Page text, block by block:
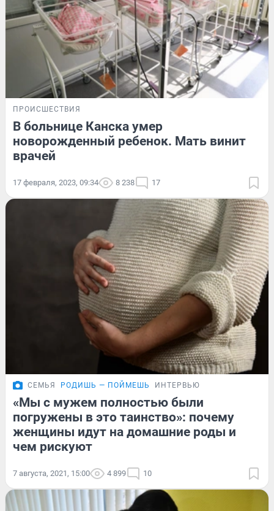
ПРОИСШЕСТВИЯ
В больнице Канска умер
новорожденный ребенок. Мать винит
врачей
17 февраля, 2023, 09:34 8 238 17
СЕМЬЯ РОДИШЬ — ПОЙМЕШЬ ИНТЕРВЬЮ
«Мы с мужем полностью были
погружены в это таинство»: почему
женщины идут на домашние роды и
чем рискуют
7 августа, 2021, 15:00 4 899 10